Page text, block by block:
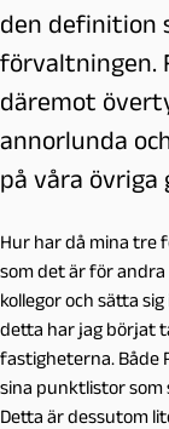
den definition
förvaltningen.
däremot
annorlunda
på våra övriga
Hur har då mina tre
som det är för
kollegor och sätta
detta har jag börjat
fastigheterna. Både
sina punktlistor som
Detta är dessutom